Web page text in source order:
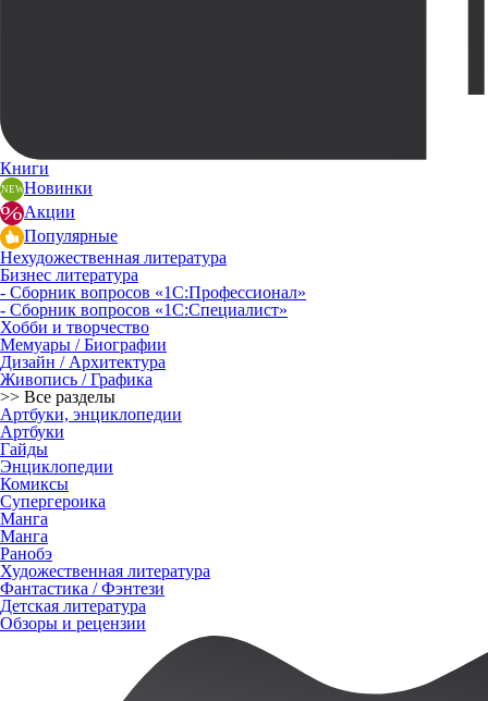
Книги
Новинки
Акции
Популярные
Нехудожественная литература
Бизнес литература
- Сборник вопросов «1С:Профессионал»
- Сборник вопросов «1С:Специалист»
Хобби и творчество
Мемуары / Биографии
Дизайн / Архитектура
Живопись / Графика
>> Все разделы
Артбуки, энциклопедии
Артбуки
Гайды
Энциклопедии
Комиксы
Супергероика
Манга
Манга
Ранобэ
Художественная литература
Фантастика / Фэнтези
Детская литература
Обзоры и рецензии